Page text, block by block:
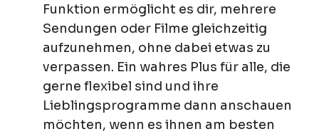
Funktion ermöglicht es dir, mehrere
Sendungen oder Filme gleichzeitig
aufzunehmen, ohne dabei etwas zu
verpassen. Ein wahres Plus für alle, die
gerne flexibel sind und ihre
Lieblingsprogramme dann anschauen
möchten, wenn es ihnen am besten